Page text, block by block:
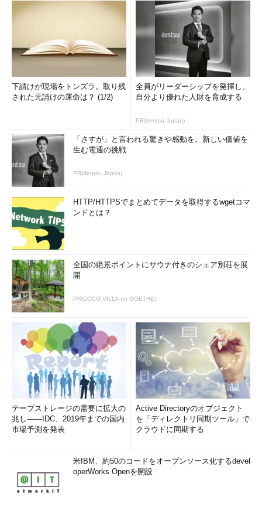
下請けが現場をトンズラ。取り残
された元請けの運命は？ (1/2)
全員がリーダーシップを発揮し、
自分より優れた人財を育成する
PR(dentsu Japan)
「さすが」と言われる驚きや感動を。新しい価値を
生む電通の挑戦
PR(dentsu Japan)
HTTP/HTTPSでまとめてデータを取得するwgetコマ
ンドとは？
全国の絶景ポイントにサウナ付きのシェア別荘を展
開
PR(COCO VILLA on GOETHE)
テープストレージの需要に拡大の
兆し――IDC、2019年までの国内
市場予測を発表
Active Directoryのオブジェクト
を「ディレクトリ同期ツール」で
クラウドに同期する
米IBM、約50のコードをオープンソース化するdevel
operWorks Openを開設